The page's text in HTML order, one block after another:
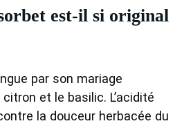
est-il si original
par son mariage
et le basilic. L’acidité
la douceur herbacée du